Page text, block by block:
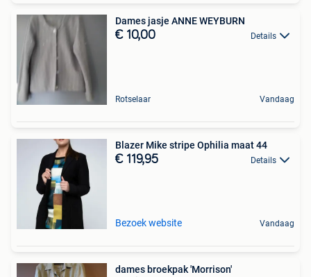
Dames jasje ANNE WEYBURN
€ 10,00 Details
Rotselaar Vandaag
Blazer Mike stripe Ophilia maat 44
€ 119,95 Details
Bezoek website Vandaag
dames broekpak 'Morrison'